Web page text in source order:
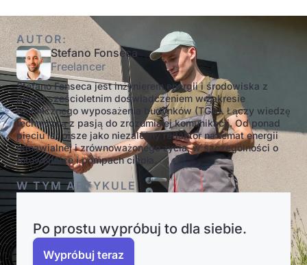
AUTOR:
Stefano Fonseca
Freelancer
Stefano Fonseca jest inżynierem energii i środowiska z
ponad sześcioletnim doświadczeniem w zakresie
technicznego wyposażenia budynków (TGA). Łączy wiedzę
techniczną z pasją do zrozumiałej komunikacji. Od ponad
pięciu lat pisze jako niezależny redaktor na temat energii
odnawialnej i zrównoważonego życia, w szczególności o
fotowoltaice i pompach ciepła.
W TYM ARTYKULE
Po prostu wypróbuj to dla siebie.
Wypróbuj teraz